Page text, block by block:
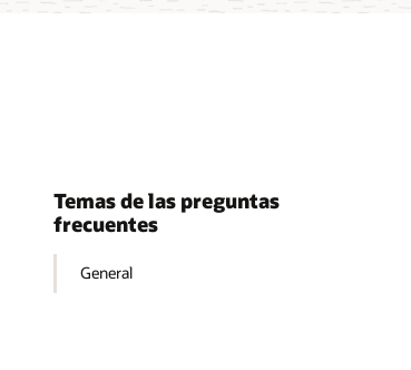
Temas de las preguntas
frecuentes
General